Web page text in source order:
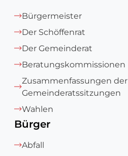
Bürgermeister
Der Schöffenrat
Der Gemeinderat
Beratungskommissionen
Zusammenfassungen der
Gemeinderatssitzungen
Wahlen
Bürger
Abfall